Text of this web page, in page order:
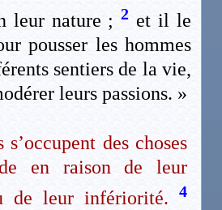
leur nature ;2 et il le
pousser les hommes
sentiers de la vie,
leurs passions. »
des choses
en raison de leur
de leur infériorité.4